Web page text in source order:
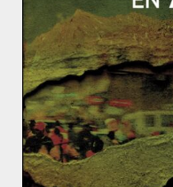
Read More